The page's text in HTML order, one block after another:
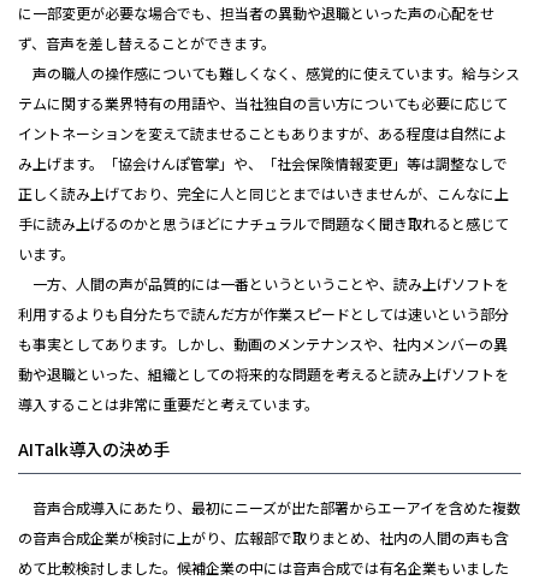
に一部変更が必要な場合でも、担当者の異動や退職といった声の心配をせ
ず、音声を差し替えることができます。
声の職人の操作感についても難しくなく、感覚的に使えています。給与シス
テムに関する業界特有の用語や、当社独自の言い方についても必要に応じて
イントネーションを変えて読ませることもありますが、ある程度は自然によ
み上げます。「協会けんぽ管掌」や、「社会保険情報変更」等は調整なしで
正しく読み上げており、完全に人と同じとまではいきませんが、こんなに上
手に読み上げるのかと思うほどにナチュラルで問題なく聞き取れると感じて
います。
一方、人間の声が品質的には一番というということや、読み上げソフトを
利用するよりも自分たちで読んだ方が作業スピードとしては速いという部分
も事実としてあります。しかし、動画のメンテナンスや、社内メンバーの異
動や退職といった、組織としての将来的な問題を考えると読み上げソフトを
導入することは非常に重要だと考えています。
AITalk導入の決め手
音声合成導入にあたり、最初にニーズが出た部署からエーアイを含めた複数
の音声合成企業が検討に上がり、広報部で取りまとめ、社内の人間の声も含
めて比較検討しました。候補企業の中には音声合成では有名企業もいました